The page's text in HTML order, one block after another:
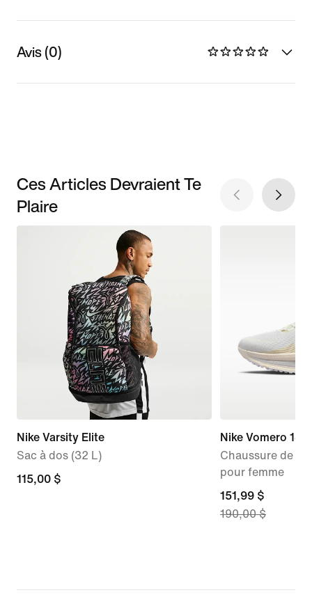
Avis (0)
Ces Articles Devraient Te
Plaire
Nike Varsity Elite
Sac à dos (32 L)
115,00 $
115,00 $
Nike Vomero 18
Chaussure de
pour femme
current
price
190,00 $
151,99 $
190,00 $